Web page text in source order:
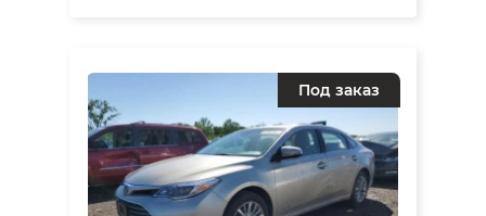
Под заказ